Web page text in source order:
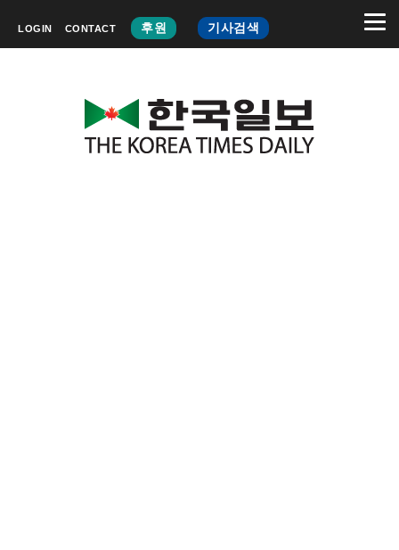
LOGIN CONTACT 후원 기사검색